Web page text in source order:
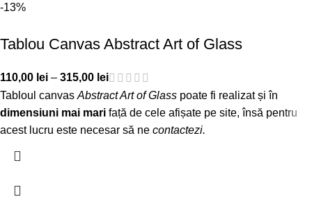
-13%
Tablou Canvas Abstract Art of Glass
110,00 lei – 315,00 lei
Tabloul canvas Abstract Art of Glass poate fi realizat și în
dimensiuni mai mari față de cele afișate pe site, însă pentru
acest lucru este necesar să ne contactezi.